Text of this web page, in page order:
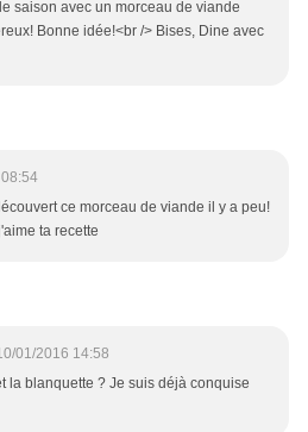
saison avec un morceau de viande
Bonne idée!<br /> Bises, Dine avec
ce morceau de viande il y a peu!
ta recette
01/2016 14:58
la blanquette ? Je suis déjà conquise